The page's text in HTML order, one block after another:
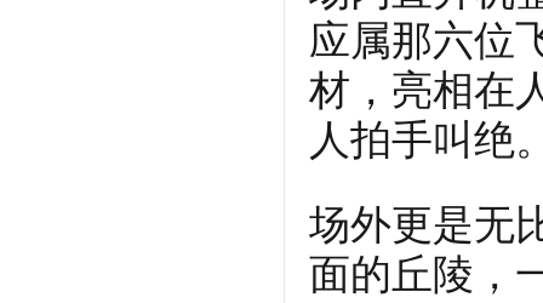
应属那六位
材，亮相在
人拍手叫绝
场外更是无
面的丘陵，